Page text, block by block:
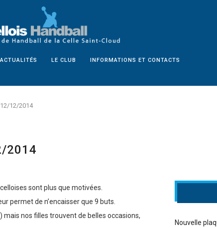
ACTUALITÉS LE CLUB INFORMATIONS ET CONTACTS
12/2014
2014
sont plus que motivées.
permet de n’encaisser que 9 buts.
mais nos filles trouvent de belles occasions,
Nouvelle